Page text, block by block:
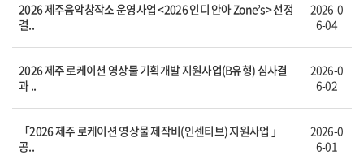
2026 제주음악창작소 운영사업 <2026 인디 안아 Zone’s> 선정
결..
2026-0
6-04
2026 제주 로케이션 영상물 기획개발 지원사업(B유형) 심사결
과 ..
2026-0
6-02
「2026 제주 로케이션 영상물 제작비(인센티브) 지원사업 」
공..
2026-0
6-01